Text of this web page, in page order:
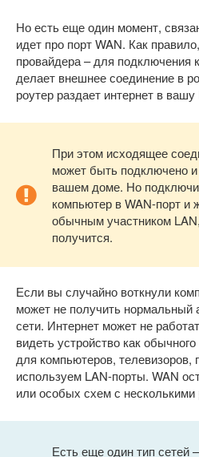
Но есть еще один момент,
идет про порт WAN. Как
провайдера – для подключения
делает внешнее соединение в
роутер раздает интернет в
При этом исходящее
может быть подключено и
вашем доме. Но
компьютер в WAN-порт и
обычным участником
получится.
Если вы случайно воткнули
может не получить нормальный
сети. Интернет может не
видеть устройство как
для компьютеров, телевизоров,
используем LAN-порты. WAN
или особых схем с несколькими
Есть еще один тип сетей